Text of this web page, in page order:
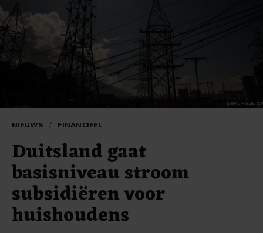
NIEUWS / FINANCIEEL
Duitsland gaat
basisniveau stroom
subsidiëren voor
huishoudens